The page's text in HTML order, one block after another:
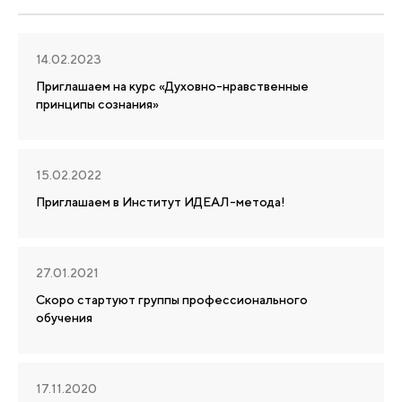
14.02.2023
Приглашаем на курс «Духовно-нравственные
принципы сознания»
15.02.2022
Приглашаем в Институт ИДЕАЛ-метода!
27.01.2021
Скоро стартуют группы профессионального
обучения
17.11.2020